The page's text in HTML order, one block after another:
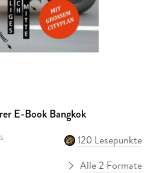
E-Book Bangkok
120 Lesepunkte
Alle 2 Formate